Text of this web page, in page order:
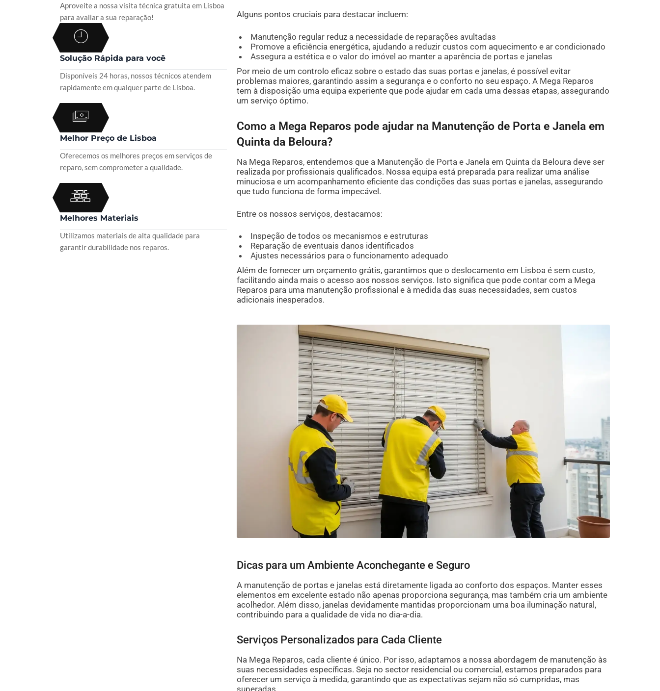
Aproveite a nossa visita técnica gratuita em Lisboa
para avaliar a sua reparação!
Solução Rápida para você
Disponíveis 24 horas, nossos técnicos atendem
rapidamente em qualquer parte de Lisboa.
Melhor Preço de Lisboa
Oferecemos os melhores preços em serviços de
reparo, sem comprometer a qualidade.
Melhores Materiais
Utilizamos materiais de alta qualidade para
garantir durabilidade nos reparos.
Alguns pontos cruciais para destacar incluem:
Manutenção regular reduz a necessidade de reparações avultadas
Promove a eficiência energética, ajudando a reduzir custos com aquecimento e ar condicionado
Assegura a estética e o valor do imóvel ao manter a aparência de portas e janelas
Por meio de um controlo eficaz sobre o estado das suas portas e janelas, é possível evitar
problemas maiores, garantindo assim a segurança e o conforto no seu espaço. A Mega Reparos
tem à disposição uma equipa experiente que pode ajudar em cada uma dessas etapas, assegurando
um serviço óptimo.
Como a Mega Reparos pode ajudar na Manutenção de Porta e Janela em
Quinta da Beloura?
Na Mega Reparos, entendemos que a Manutenção de Porta e Janela em Quinta da Beloura deve ser
realizada por profissionais qualificados. Nossa equipa está preparada para realizar uma análise
minuciosa e um acompanhamento eficiente das condições das suas portas e janelas, assegurando
que tudo funciona de forma impecável.
Entre os nossos serviços, destacamos:
Inspeção de todos os mecanismos e estruturas
Reparação de eventuais danos identificados
Ajustes necessários para o funcionamento adequado
Além de fornecer um orçamento grátis, garantimos que o deslocamento em Lisboa é sem custo,
facilitando ainda mais o acesso aos nossos serviços. Isto significa que pode contar com a Mega
Reparos para uma manutenção profissional e à medida das suas necessidades, sem custos
adicionais inesperados.
Dicas para um Ambiente Aconchegante e Seguro
A manutenção de portas e janelas está diretamente ligada ao conforto dos espaços. Manter esses
elementos em excelente estado não apenas proporciona segurança, mas também cria um ambiente
acolhedor. Além disso, janelas devidamente mantidas proporcionam uma boa iluminação natural,
contribuindo para a qualidade de vida no dia-a-dia.
Serviços Personalizados para Cada Cliente
Na Mega Reparos, cada cliente é único. Por isso, adaptamos a nossa abordagem de manutenção às
suas necessidades específicas. Seja no sector residencial ou comercial, estamos preparados para
oferecer um serviço à medida, garantindo que as expectativas sejam não só cumpridas, mas